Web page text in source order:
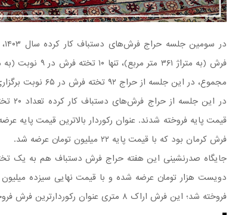
مجموع، در این جلسه از حراج ۹۲ تخته فرش در ۶۵ نوبت برگزاری به مساحت ۳۲۰ مترمربع به فروش رسید.
فرش کرمان بود که با قیمت پایه ۲۲ میلیون تومان عرضه شد.
جایگاه صدرنشینی این هفته حراج فرش دستباف هم به یک
فروخته شد؛ این فرش اراک ۸ متری عنوان رکوردارترین فرش فروخته شده در حراج سوم را به خود اختصاص داد.